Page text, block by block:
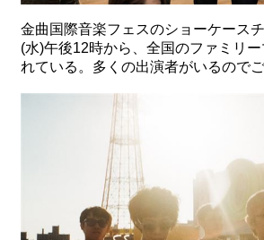
金曲国際音楽フェスのショーケース
(水)午後12時から、全国のファミリ
れている。多くの出演者がいるので